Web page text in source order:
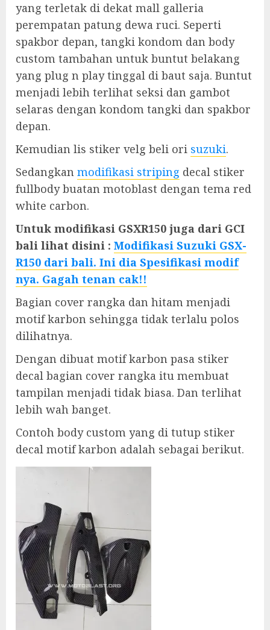
yang terletak di dekat mall galleria
perempatan patung dewa ruci. Seperti
spakbor depan, tangki kondom dan body
custom tambahan untuk buntut belakang
yang plug n play tinggal di baut saja. Buntut
menjadi lebih terlihat seksi dan gambot
selaras dengan kondom tangki dan spakbor
depan.
Kemudian lis stiker velg beli ori suzuki.
Sedangkan modifikasi striping decal stiker
fullbody buatan motoblast dengan tema red
white carbon.
Untuk modifikasi GSXR150 juga dari GCI
bali lihat disini : Modifikasi Suzuki GSX-
R150 dari bali. Ini dia Spesifikasi modif
nya. Gagah tenan cak!!
Bagian cover rangka dan hitam menjadi
motif karbon sehingga tidak terlalu polos
dilihatnya.
Dengan dibuat motif karbon pasa stiker
decal bagian cover rangka itu membuat
tampilan menjadi tidak biasa. Dan terlihat
lebih wah banget.
Contoh body custom yang di tutup stiker
decal motif karbon adalah sebagai berikut.